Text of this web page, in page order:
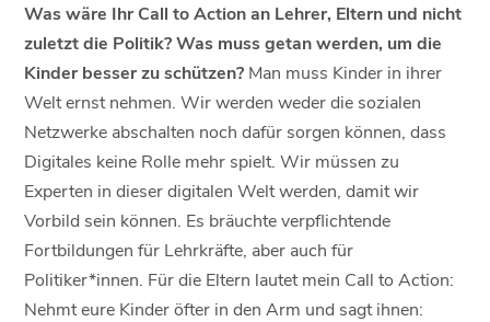
Was wäre Ihr Call to Action an Lehrer, Eltern und nicht
zuletzt die Politik? Was muss getan werden, um die
Kinder besser zu schützen? Man muss Kinder in ihrer
Welt ernst nehmen. Wir werden weder die sozialen
Netzwerke abschalten noch dafür sorgen können, dass
Digitales keine Rolle mehr spielt. Wir müssen zu
Experten in dieser digitalen Welt werden, damit wir
Vorbild sein können. Es bräuchte verpflichtende
Fortbildungen für Lehrkräfte, aber auch für
Politiker*innen. Für die Eltern lautet mein Call to Action:
Nehmt eure Kinder öfter in den Arm und sagt ihnen: